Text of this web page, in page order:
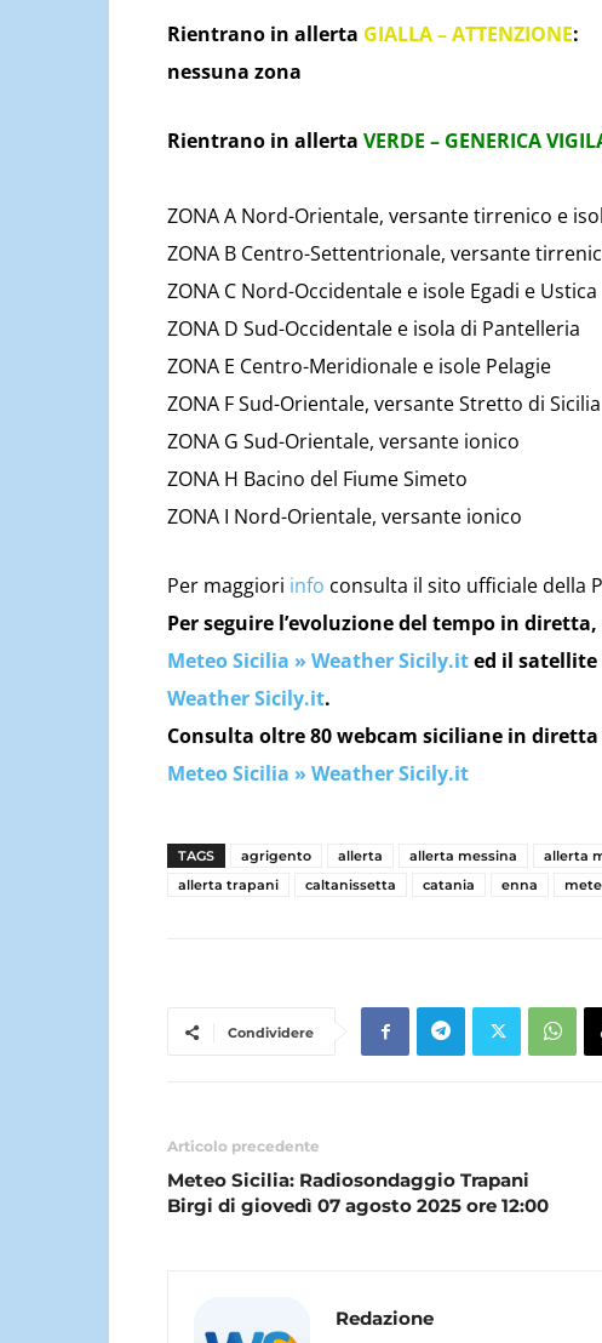
Rientrano in allerta GIALLA – ATTENZIONE:
nessuna zona
Rientrano in allerta VERDE – GENERICA
ZONA A Nord-Orientale, versante tirrenico e
ZONA B Centro-Settentrionale, versante
ZONA C Nord-Occidentale e isole Egadi e Ustica
ZONA D Sud-Occidentale e isola di Pantelleria
ZONA E Centro-Meridionale e isole Pelagie
ZONA F Sud-Orientale, versante Stretto di Sicilia
ZONA G Sud-Orientale, versante ionico
ZONA H Bacino del Fiume Simeto
ZONA I Nord-Orientale, versante ionico
Per maggiori info consulta il sito ufficiale della
Per seguire l’evoluzione del tempo in
Meteo Sicilia » Weather Sicily.ited il satellite
Weather Sicily.it.
Consulta oltre 80 webcam siciliane in diretta
Meteo Sicilia » Weather Sicily.it
TAGS agrigento allerta allerta messina allerta
allerta trapani
caltanissetta catania enna
Condividere
Articolo precedente
Meteo Sicilia: Radiosondaggio Trapani
Birgi di giovedì 07 agosto 2025 ore 12:00
Redazione